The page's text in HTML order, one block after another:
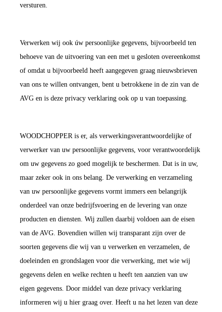
versturen.
Verwerken wij ook úw persoonlijke gegevens, bijvoorbeeld ten
behoeve van de uitvoering van een met u gesloten overeenkomst
of omdat u bijvoorbeeld heeft aangegeven graag nieuwsbrieven
van ons te willen ontvangen, bent u betrokkene in de zin van de
AVG en is deze privacy verklaring ook op u van toepassing.
WOODCHOPPER is er, als verwerkingsverantwoordelijke of
verwerker van uw persoonlijke gegevens, voor verantwoordelijk
om uw gegevens zo goed mogelijk te beschermen. Dat is in uw,
maar zeker ook in ons belang. De verwerking en verzameling
van uw persoonlijke gegevens vormt immers een belangrijk
onderdeel van onze bedrijfsvoering en de levering van onze
producten en diensten. Wij zullen daarbij voldoen aan de eisen
van de AVG. Bovendien willen wij transparant zijn over de
soorten gegevens die wij van u verwerken en verzamelen, de
doeleinden en grondslagen voor die verwerking, met wie wij
gegevens delen en welke rechten u heeft ten aanzien van uw
eigen gegevens. Door middel van deze privacy verklaring
informeren wij u hier graag over. Heeft u na het lezen van deze